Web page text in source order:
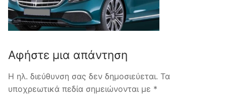
Ασφάλιση σκάφους
Ασφάλιση Υγείας
Τρόποι Πληρωμής
Αφήστε μια απάντηση
Η ηλ. διεύθυνση σας δεν δημοσιεύεται. Τα
υποχρεωτικά πεδία σημειώνονται με *